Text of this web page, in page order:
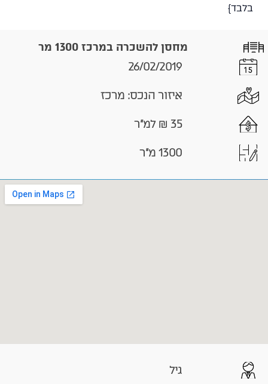
בלבד}
מחסן להשכרה במרכז 1300 מר
26/02/2019
איזור הנכס: מרכז
35 ₪ למ"ר
1300 מ"ר
גיל